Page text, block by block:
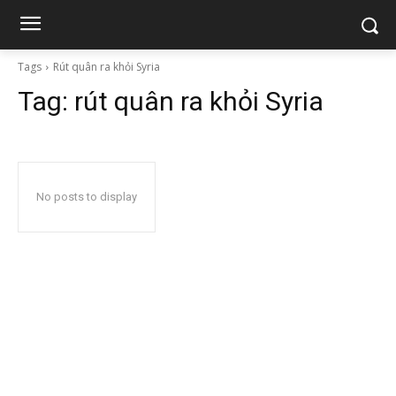
Tags Rút quân ra khỏi Syria
Tag: rút quân ra khỏi Syria
No posts to display